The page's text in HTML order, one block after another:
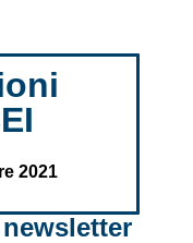
2021